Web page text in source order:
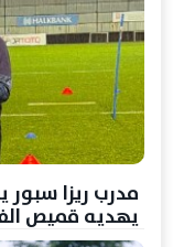
مدرب ريزا سبور
يهديه قميص